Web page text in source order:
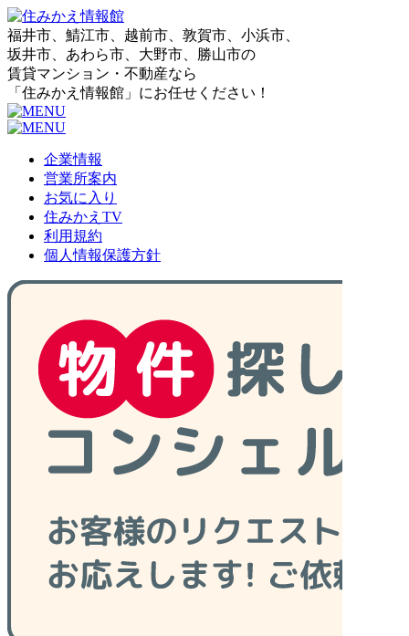
福井市、鯖江市、越前市、敦賀市、小浜市、
坂井市、あわら市、大野市、勝山市の
賃貸マンション・不動産なら
「住みかえ情報館」にお任せください！
企業情報
営業所案内
お気に入り
住みかえTV
利用規約
個人情報保護方針